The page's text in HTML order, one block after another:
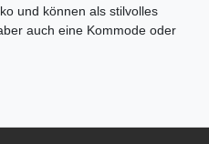
und können als stilvolles
auch eine Kommode oder